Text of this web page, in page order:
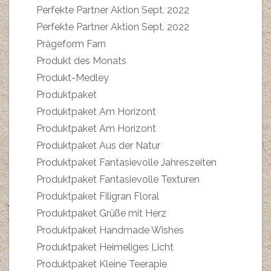
Perfekte Partner Aktion Sept. 2022
Perfekte Partner Aktion Sept. 2022
Prägeform Farn
Produkt des Monats
Produkt-Medley
Produktpaket
Produktpaket Am Horizont
Produktpaket Am Horizont
Produktpaket Aus der Natur
Produktpaket Fantasievolle Jahreszeiten
Produktpaket Fantasievolle Texturen
Produktpaket Filigran Floral
Produktpaket Grüße mit Herz
Produktpaket Handmade Wishes
Produktpaket Heimeliges Licht
Produktpaket Kleine Teerapie